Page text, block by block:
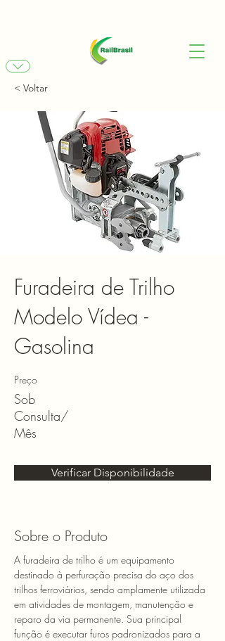
< Voltar
Furadeira de Trilho
Modelo Vídea -
Gasolina
Preço
Sob
Consulta/
Mês
Verificar Disponibilidade
Sobre o Produto
A furadeira de trilho é um equipamento
destinado à perfuração precisa do aço dos
trilhos ferroviários, sendo amplamente utilizada
em atividades de montagem, manutenção e
reparo da via permanente. Sua principal
função é executar furos padronizados para a